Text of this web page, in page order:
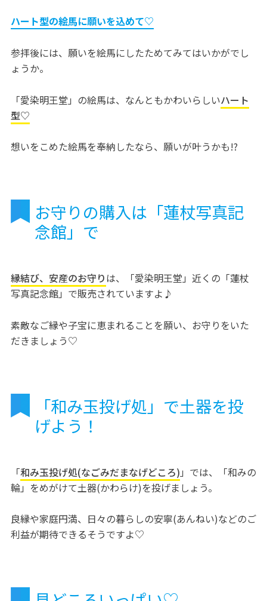
ハート型の絵馬に願いを込めて♡
参拝後には、願いを絵馬にしたためてみてはいかがでし
ょうか。
「愛染明王堂」の絵馬は、なんともかわいらしいハート
型♡
想いをこめた絵馬を奉納したなら、願いが叶うかも!?
お守りの購入は「蓮杖写真記
念館」で
縁結び、安産のお守りは、「愛染明王堂」近くの「蓮杖
写真記念館」で販売されていますよ♪
素敵なご縁や子宝に恵まれることを願い、お守りをいた
だきましょう♡
「和み玉投げ処」で土器を投
げよう！
「和み玉投げ処(なごみだまなげどころ) 」では、「和みの
輪」をめがけて土器(かわらけ)を投げましょう。
良縁や家庭円満、日々の暮らしの安寧(あんねい)などのご
利益が期待できるそうですよ♡